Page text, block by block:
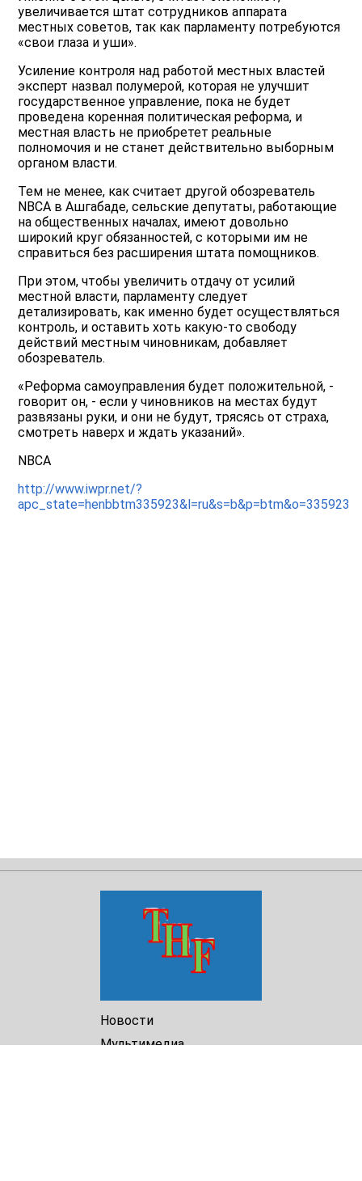
увеличивается штат сотрудников аппарата
местных советов, так как парламенту потребуются
«свои глаза и уши».
Усиление контроля над работой местных властей
эксперт назвал полумерой, которая не улучшит
государственное управление, пока не будет
проведена коренная политическая реформа, и
местная власть не приобретет реальные
полномочия и не станет действительно выборным
органом власти.
Тем не менее, как считает другой обозреватель
NBCA в Ашгабаде, сельские депутаты, работающие
на общественных началах, имеют довольно
широкий круг обязанностей, с которыми им не
справиться без расширения штата помощников.
При этом, чтобы увеличить отдачу от усилий
местной власти, парламенту следует
детализировать, как именно будет осуществляться
контроль, и оставить хоть какую-то свободу
действий местным чиновникам, добавляет
обозреватель.
«Реформа самоуправления будет положительной, -
говорит он, - если у чиновников на местах будут
развязаны руки, и они не будут, трясясь от страха,
смотреть наверх и ждать указаний».
NBCA
http://www.iwpr.net/?
apc_state=henbbtm335923&l=ru&s=b&p=btm&o=335923
Новости
Мультимедиа